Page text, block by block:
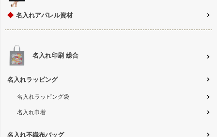
◆ 名入れアパレル資材
名入れ印刷 総合
名入れラッピング
名入れラッピング袋
名入れ巾着
名入れ不織布バッグ